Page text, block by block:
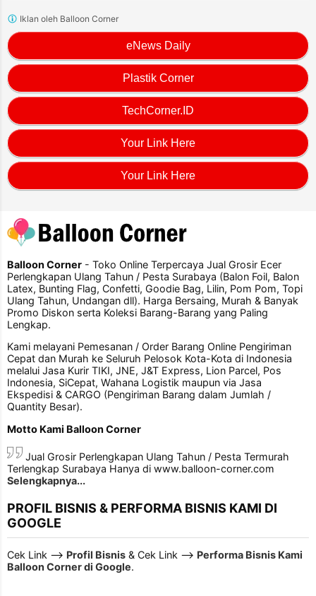
eNews Daily
Plastik Corner
TechCorner.ID
Your Link Here
Your Link Here
Iklan oleh Balloon Corner
Balloon Corner - Toko Online Terpercaya Jual Grosir Ecer
Perlengkapan Ulang Tahun / Pesta Surabaya (Balon Foil, Balon
Latex, Bunting Flag, Confetti, Goodie Bag, Lilin, Pom Pom, Topi
Ulang Tahun, Undangan dll). Harga Bersaing, Murah & Banyak
Promo Diskon serta Koleksi Barang-Barang yang Paling
Lengkap.
Kami melayani Pemesanan / Order Barang Online Pengiriman
Cepat dan Murah ke Seluruh Pelosok Kota-Kota di Indonesia
melalui Jasa Kurir TIKI, JNE, J&T Express, Lion Parcel, Pos
Indonesia, SiCepat, Wahana Logistik maupun via Jasa
Ekspedisi & CARGO (Pengiriman Barang dalam Jumlah /
Quantity Besar).
Motto Kami Balloon Corner
Jual Grosir Perlengkapan Ulang Tahun / Pesta Termurah
Terlengkap Surabaya Hanya di www.balloon-corner.com
Selengkapnya...
PROFIL BISNIS & PERFORMA BISNIS KAMI DI
GOOGLE
Cek Link --> Profil Bisnis & Cek Link --> Performa Bisnis Kami
Balloon Corner di Google.